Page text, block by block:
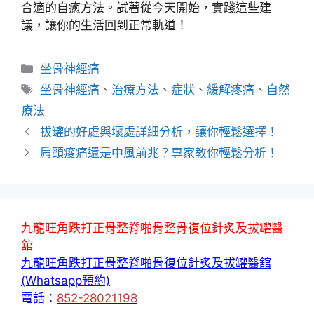
合適的自癒方法。試著從今天開始，實踐這些建
議，讓你的生活回到正常軌道！
分
類
坐骨神經痛
標
籤
坐骨神經痛 、 治療方法 、症狀 、緩解疼痛 、 自然
療法
拔罐的好處與壞處詳細分析，讓你輕鬆選擇！
肩頸痠痛還是中風前兆？專家教你輕鬆分析！
九龍旺角跌打正骨整脊啪骨整骨復位針炙及拔罐醫
舘
九龍旺角跌打正骨整脊啪骨復位針炙及拔罐醫舘
(Whatsapp預約)
電話： 852-28021198